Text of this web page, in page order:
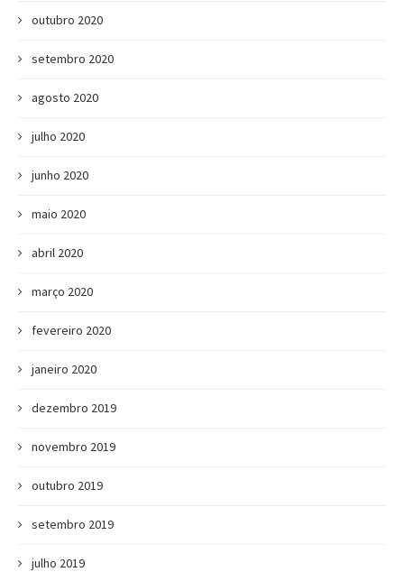
outubro 2020
setembro 2020
agosto 2020
julho 2020
junho 2020
maio 2020
abril 2020
março 2020
fevereiro 2020
janeiro 2020
dezembro 2019
novembro 2019
outubro 2019
setembro 2019
julho 2019